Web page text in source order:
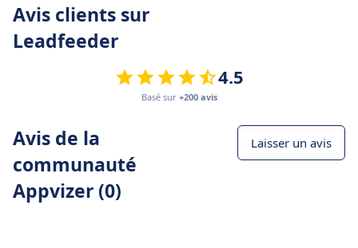
Avis clients sur
Leadfeeder
4.5
Basé sur +200 avis
Avis de la
communauté
Appvizer (0)
Laisser un avis